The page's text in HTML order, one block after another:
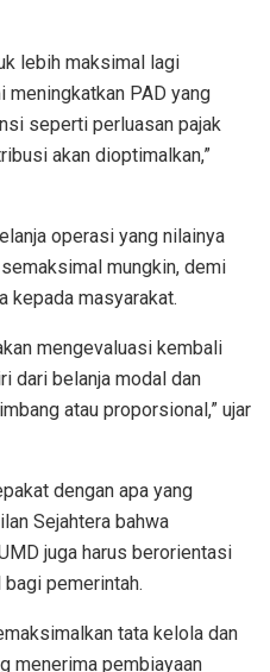
lebih maksimal lagi
PAD yang
seperti perluasan pajak
akan dioptimalkan,”
operasi yang nilainya
mungkin, demi
kepada masyarakat.
mengevaluasi kembali
dari belanja modal dan
atau proporsional,” ujar
dengan apa yang
Sejahtera bahwa
juga harus berorientasi
pemerintah.
tata kelola dan
menerima pembiayaan